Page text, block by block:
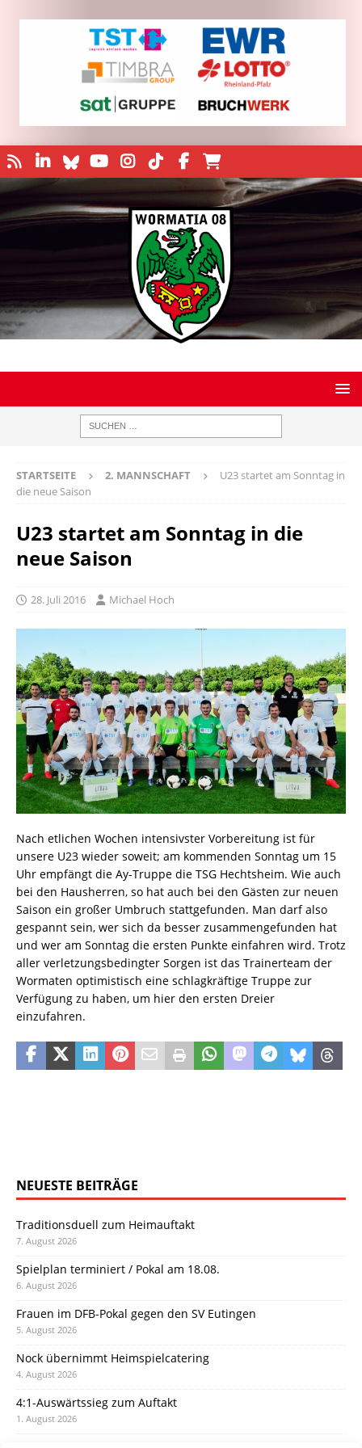
STARTSEITE 2. MANNSCHAFT
U23 startet am Sonntag in
die neue Saison
U23 startet am Sonntag in die
neue Saison
28. Juli 2016 Michael Hoch
Nach etlichen Wochen intensivster Vorbereitung ist für
unsere U23 wieder soweit; am kommenden Sonntag um 15
Uhr empfängt die Ay-Truppe die TSG Hechtsheim. Wie auch
bei den Hausherren, so hat auch bei den Gästen zur neuen
Saison ein großer Umbruch stattgefunden. Man darf also
gespannt sein, wer sich da besser zusammengefunden hat
und wer am Sonntag die ersten Punkte einfahren wird. Trotz
aller verletzungsbedingter Sorgen ist das Trainerteam der
Wormaten optimistisch eine schlagkräftige Truppe zur
Verfügung zu haben, um hier den ersten Dreier
einzufahren.
NEUESTE BEITRÄGE
Traditionsduell zum Heimauftakt
7. August 2026
Spielplan terminiert / Pokal am 18.08.
6. August 2026
Frauen im DFB-Pokal gegen den SV Eutingen
5. August 2026
Nock übernimmt Heimspielcatering
4. August 2026
4:1-Auswärtssieg zum Auftakt
1. August 2026